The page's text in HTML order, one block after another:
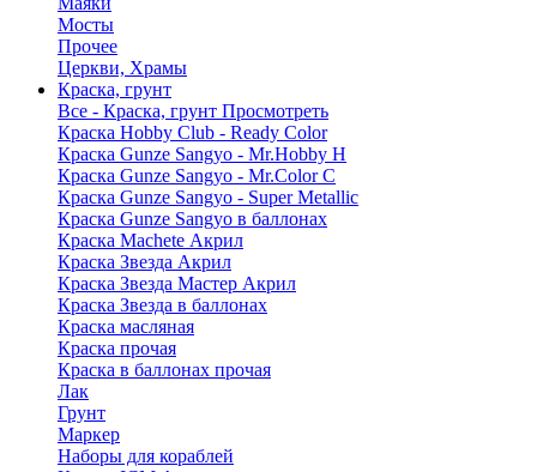
Мосты
Прочее
Церкви, Храмы
Краска, грунт
Все - Краска, грунт Просмотреть
Краска Hobby Club - Ready Color
Краска Gunze Sangyo - Mr.Hobby H
Краска Gunze Sangyo - Mr.Color C
Краска Gunze Sangyo - Super Metallic
Краска Gunze Sangyo в баллонах
Краска Machete Акрил
Краска Звезда Акрил
Краска Звезда Мастер Акрил
Краска Звезда в баллонах
Краска масляная
Краска прочая
Краска в баллонах прочая
Лак
Грунт
Маркер
Наборы для кораблей